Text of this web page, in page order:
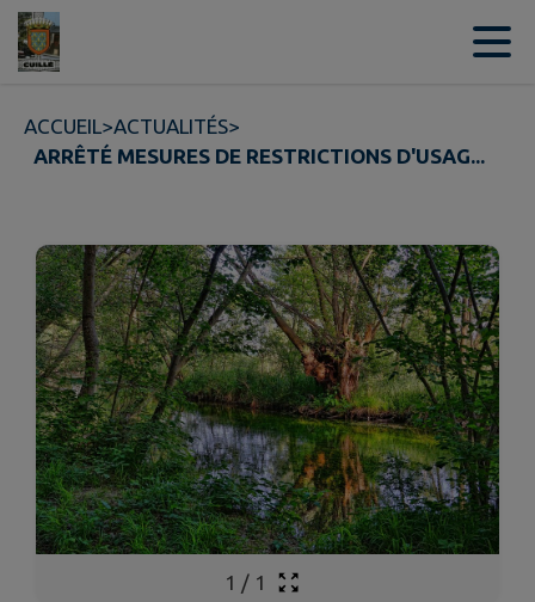
Contenu
ACCUEIL>ACTUALITÉS>
ARRÊTÉ MESURES DE RESTRICTIONS D'USAG...
1 / 1